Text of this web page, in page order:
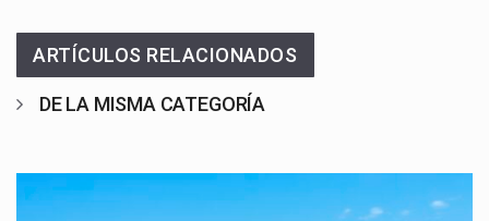
ARTÍCULOS RELACIONADOS
DE LA MISMA CATEGORÍA